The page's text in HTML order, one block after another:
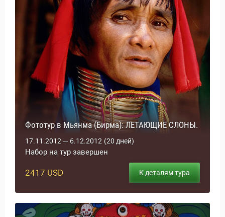
Service Дахаб
Фототур в Мьянма (Бирма): ЛЕТАЮЩИЕ СЛОНЫ.
17.11.2012 — 6.12.2012 (20 дней)
Набор на тур завершен
2417 USD К деталям тура